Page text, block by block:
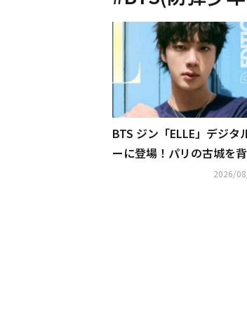
BTS ジン「ELLE」デジタ
ーに登場！パリの古城を
雅な魅力アピール（動画
2026/